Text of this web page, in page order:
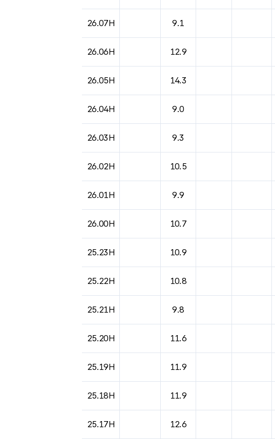
26.07H 9.1
26.06H 12.9
26.05H 14.3
26.04H 9.0
26.03H 9.3
26.02H 10.5
26.01H 9.9
26.00H 10.7
25.23H 10.9
25.22H 10.8
25.21H 9.8
25.20H 11.6
25.19H 11.9
25.18H 11.9
25.17H 12.6